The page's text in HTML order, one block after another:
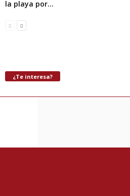
la playa por...
¿Te interesa?